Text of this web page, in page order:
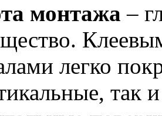
монтажа –
легко
так и